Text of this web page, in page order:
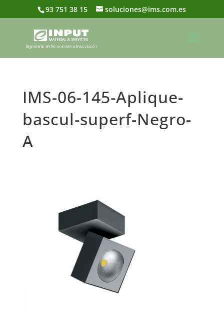
93 751 38 15 soluciones@ims.com.es
IMS-06-145-Aplique-
bascul-superf-Negro-
A